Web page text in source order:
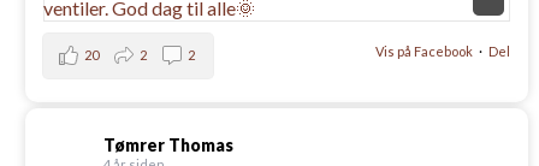
Vis på Facebook · Del
20 2 2
Tømrer Thomas